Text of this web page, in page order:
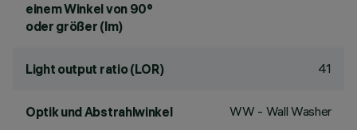
einem Winkel von 90°
oder größer (lm)
Light output ratio (LOR) 41
Optik und Abstrahlwinkel WW - Wall Washer